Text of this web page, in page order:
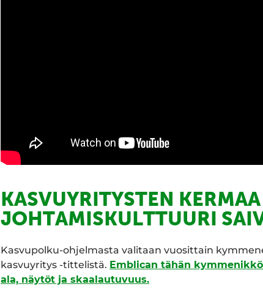
KASVUYRITYSTEN
JOHTAMISKULTTUURI
Kasvupolku-ohjelmasta valitaan vuosittain
kasvuyritys -tittelistä. Emblican tähän
ala, näytöt ja skaalautuvuus.